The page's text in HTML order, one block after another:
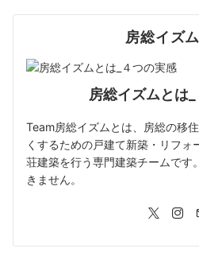
房総イズ
房総イズムとは
Team房総イズムとは、房総の移
くするための戸建て新築・リフォ
荘建築を行う専門建築チームです
きません。